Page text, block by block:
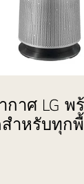
กาศ LG
ำหรับทุก